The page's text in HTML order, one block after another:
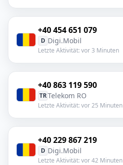
+40 454 651 079
D Digi.Mobil
Letzte Aktivität: vor 3 Minuten
+40 863 119 590
TRTelekom RO
Letzte Aktivität: vor 25 Minuten
+40 229 867 219
D Digi.Mobil
Letzte Aktivität: vor 42 Minuten